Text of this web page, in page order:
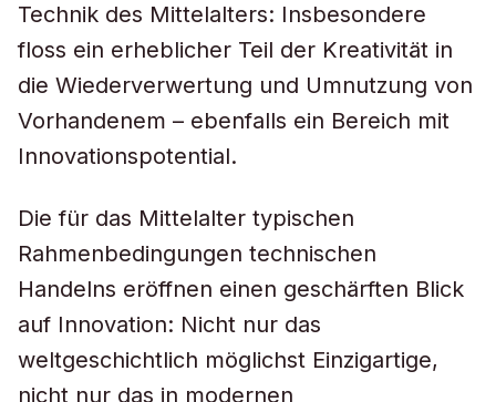
Technik des Mittelalters: Insbesondere
floss ein erheblicher Teil der Kreativität in
die Wiederverwertung und Umnutzung von
Vorhandenem – ebenfalls ein Bereich mit
Innovationspotential.
Die für das Mittelalter typischen
Rahmenbedingungen technischen
Handelns eröffnen einen geschärften Blick
auf Innovation: Nicht nur das
weltgeschichtlich möglichst Einzigartige,
nicht nur das in modernen